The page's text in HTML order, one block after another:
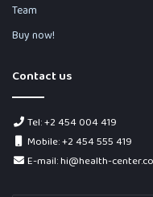
Team
Buy now!
Contact us
Tel: +2 454 004 419
Mobile: +2 454 555 419
E-mail: hi@health-